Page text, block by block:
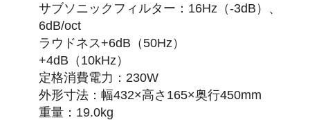
サブソニックフィルター：16Hz（-3dB）、
6dB/oct
ラウドネス+6dB（50Hz）
+4dB（10kHz）
定格消費電力：230W
外形寸法：幅432×高さ165×奥行450mm
重量：19.0kg